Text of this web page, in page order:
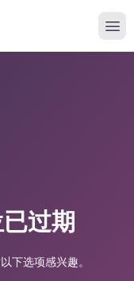
过期
下选项感兴趣。